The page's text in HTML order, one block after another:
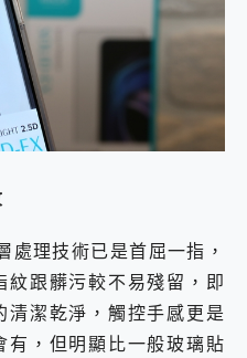
理技術已是首屈一指，
跟髒污較不易殘留，即
潔乾淨，觸控手感更是
有，但明顯比一般玻璃貼